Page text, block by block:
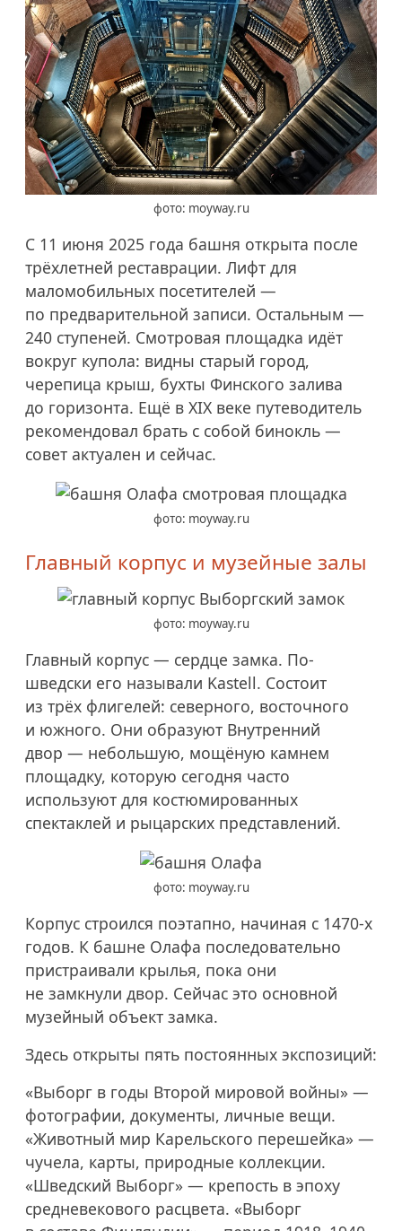
фото: moyway.ru
С 11 июня 2025 года башня открыта после
трёхлетней реставрации. Лифт для
маломобильных посетителей —
по предварительной записи. Остальным —
240 ступеней. Смотровая площадка идёт
вокруг купола: видны старый город,
черепица крыш, бухты Финского залива
до горизонта. Ещё в XIX веке путеводитель
рекомендовал брать с собой бинокль —
совет актуален и сейчас.
фото: moyway.ru
Главный корпус и музейные залы
фото: moyway.ru
Главный корпус — сердце замка. По-
шведски его называли Kastell. Состоит
из трёх флигелей: северного, восточного
и южного. Они образуют Внутренний
двор — небольшую, мощёную камнем
площадку, которую сегодня часто
используют для костюмированных
спектаклей и рыцарских представлений.
фото: moyway.ru
Корпус строился поэтапно, начиная с 1470-х
годов. К башне Олафа последовательно
пристраивали крылья, пока они
не замкнули двор. Сейчас это основной
музейный объект замка.
Здесь открыты пять постоянных экспозиций:
«Выборг в годы Второй мировой войны» —
фотографии, документы, личные вещи.
«Животный мир Карельского перешейка» —
чучела, карты, природные коллекции.
«Шведский Выборг» — крепость в эпоху
средневекового расцвета. «Выборг